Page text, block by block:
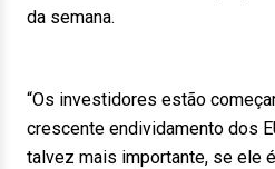
da semana.
“Os investidores estão
crescente endividamento dos
talvez mais importante, se ele